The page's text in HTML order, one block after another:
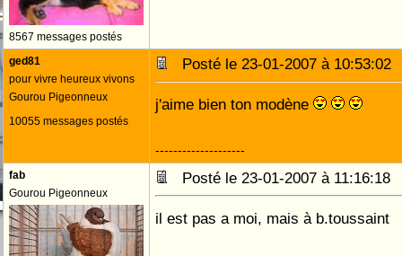
8567 messages postés
ged81
pour vivre heureux vivons
Gourou Pigeonneux
10055 messages postés
Posté le 23-01-2007 à
j'aime bien ton modène
--------------------
fab
Gourou Pigeonneux
Posté le 23-01-2007 à
il est pas a moi, mais à b.toussaint